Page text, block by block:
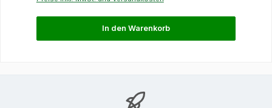
In den Warenkorb